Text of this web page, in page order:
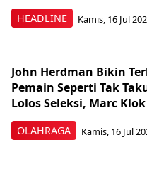
HEADLINE Kamis, 16 Jul
OLAHRAGA
John Herdman Bikin
Pemain Seperti Tak
Lolos Seleksi, Marc
Kamis, 16 Jul